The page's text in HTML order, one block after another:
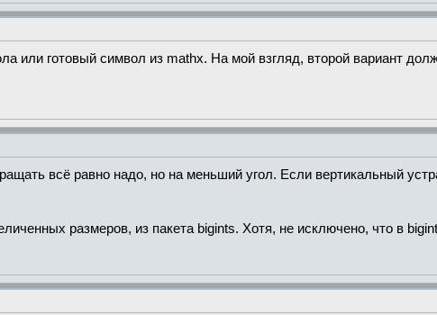
или готовый символ из mathx. На мой взгляд, второй вариант
всё равно надо, но на меньший угол. Если вертикальный
размеров, из пакета bigints. Хотя, не исключено, что в